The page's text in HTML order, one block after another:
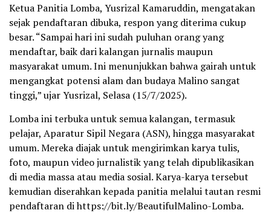
Ketua Panitia Lomba, Yusrizal Kamaruddin, mengatakan
sejak pendaftaran dibuka, respon yang diterima cukup
besar. “Sampai hari ini sudah puluhan orang yang
mendaftar, baik dari kalangan jurnalis maupun
masyarakat umum. Ini menunjukkan bahwa gairah untuk
mengangkat potensi alam dan budaya Malino sangat
tinggi,” ujar Yusrizal, Selasa (15/7/2025).
Lomba ini terbuka untuk semua kalangan, termasuk
pelajar, Aparatur Sipil Negara (ASN), hingga masyarakat
umum. Mereka diajak untuk mengirimkan karya tulis,
foto, maupun video jurnalistik yang telah dipublikasikan
di media massa atau media sosial. Karya-karya tersebut
kemudian diserahkan kepada panitia melalui tautan resmi
pendaftaran di https://bit.ly/BeautifulMalino-Lomba.